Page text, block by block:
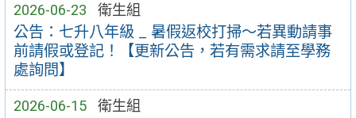
2026-06-23 衛生組
公告：七升八年級 _ 暑假返校打掃～若異動請事
前請假或登記！【更新公告，若有需求請至學務
處詢問】
2026-06-15 衛生組